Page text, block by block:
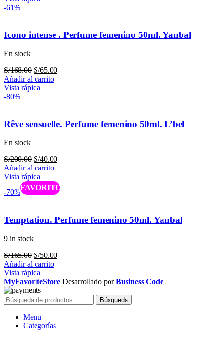
-61%
Icono intense . Perfume femenino 50ml. Yanbal
En stock
S/168.00 El
precio
original
S/65.00El
Añadir al carrito
Vista rápida
-80%
Rêve sensuelle. Perfume femenino 50ml. L’bel
En stock
S/200.00 El
precio
original
era:
S/200.00.
S/40.00El
es:
S/40.00.
Añadir al carrito
Vista rápida
-70%
Caliente
Temptation. Perfume femenino 50ml. Yanbal
9 in stock
S/165.00 El
precio
original
era:
S/165.00.
S/50.00El
es:
Añadir al carrito
Vista rápida
MyFavoriteStore Desarrollado porBusiness Code
Búsqueda
Menu
Categorías